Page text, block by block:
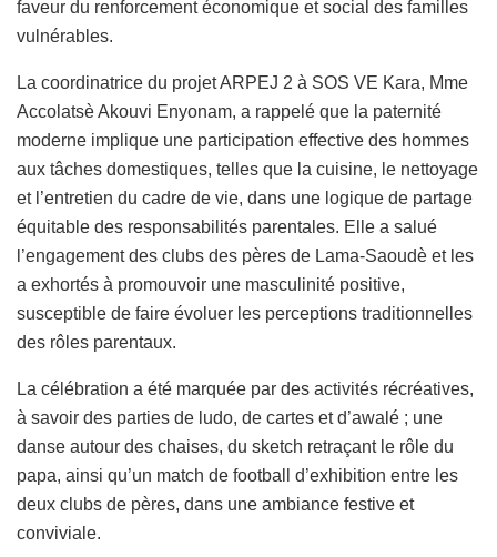
faveur du renforcement économique et social des familles
vulnérables.
La coordinatrice du projet ARPEJ 2 à SOS VE Kara, Mme
Accolatsè Akouvi Enyonam, a rappelé que la paternité
moderne implique une participation effective des hommes
aux tâches domestiques, telles que la cuisine, le nettoyage
et l’entretien du cadre de vie, dans une logique de partage
équitable des responsabilités parentales. Elle a salué
l’engagement des clubs des pères de Lama-Saoudè et les
a exhortés à promouvoir une masculinité positive,
susceptible de faire évoluer les perceptions traditionnelles
des rôles parentaux.
La célébration a été marquée par des activités récréatives,
à savoir des parties de ludo, de cartes et d’awalé ; une
danse autour des chaises, du sketch retraçant le rôle du
papa, ainsi qu’un match de football d’exhibition entre les
deux clubs de pères, dans une ambiance festive et
conviviale.